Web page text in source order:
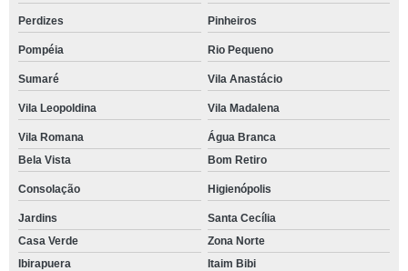
Perdizes Pinheiros
Pompéia Rio Pequeno
Sumaré Vila Anastácio
Vila Leopoldina Vila Madalena
Vila Romana
Água Branca
Bela Vista
Bom Retiro
Consolação Higienópolis
Jardins
Santa Cecília
Casa Verde
Zona Norte
Ibirapuera
Itaim Bibi